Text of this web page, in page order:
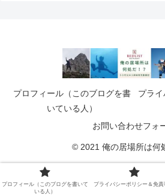
プロフィール（このブログを書
いている人）
プラ
お問い合わせフォ
© 2021 俺の居場所は何
プロフィール（このブログを書いて
いる人）
プライバシーポリシー＆免責